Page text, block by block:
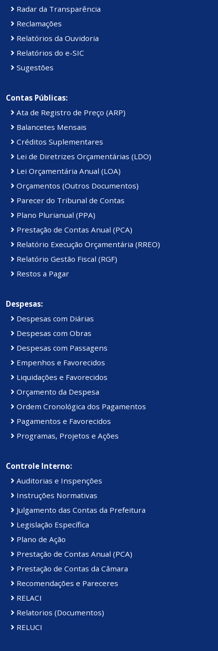
Radar da Transparência
Reclamações
Relatórios da Ouvidoria
Relatórios do e-SIC
Sugestões
Contas Públicas:
Ata de Registro de Preço (ARP)
Balancetes Mensais
Créditos Suplementares
Lei de Diretrizes Orçamentárias (LDO)
Lei Orçamentária Anual (LOA)
Orçamentos (Outros Documentos)
Parecer do Tribunal de Contas
Plano Plurianual (PPA)
Prestação de Contas Anual (PCA)
Relatório Execução Orçamentária (RREO)
Relatório Gestão Fiscal (RGF)
Restos a Pagar
Despesas:
Despesas com Diárias
Despesas com Obras
Despesas com Passagens
Empenhos e Favorecidos
Liquidações e Favorecidos
Orçamento da Despesa
Ordem Cronológica dos Pagamentos
Pagamentos e Favorecidos
Programas, Projetos e Ações
Controle Interno:
Auditorias e Inspenções
Instruções Normativas
Julgamento das Contas da Prefeitura
Legislação Específica
Plano de Ação
Prestação de Contas Anual (PCA)
Prestação de Contas da Câmara
Recomendações e Pareceres
RELACI
Relatorios (Documentos)
RELUCI